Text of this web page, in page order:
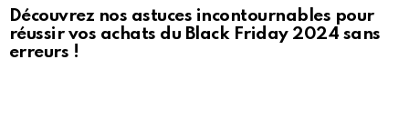
Découvrez nos astuces incontournables pour
réussir vos achats du Black Friday 2024 sans
erreurs !